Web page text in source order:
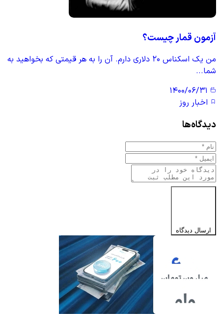
آزمون قمار چیست؟
من یک اسکناس ۲۰ دلاری دارم. آن را به هر قیمتی که بخواهید به
شما...
۱۴۰۰/۰۶/۳۱
اخبار روز
دیدگاه‌ها
ارسال دیدگاه